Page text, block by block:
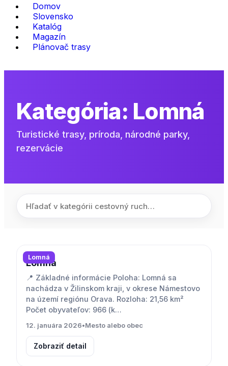
Domov
Slovensko
Katalóg
Magazín
Plánovač trasy
Kategória: Lomná
Turistické trasy, príroda, národné parky,
rezervácie
Lomná
Lomná
📍 Základné informácie Poloha: Lomná sa
nachádza v Žilinskom kraji, v okrese Námestovo
na území regiónu Orava. Rozloha: 21,56 km²
Počet obyvateľov: 966 (k…
12. januára 2026•Mesto alebo obec
Zobraziť detail